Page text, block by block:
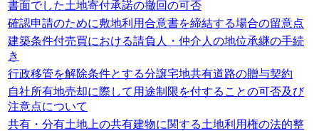
書面でした土地寄付承諾の撤回の可否
確認申請のために敷地利用合意書を締結する場合の留意点
建築条件付売買における請負人・仲介人の地位承継の手続
き
行政移管を解除条件とする分譲宅地共有道路の贈与契約
自社所有地売却に際して用途制限を付することの可否及び
注意点について
共有・分有土地上の共有建物に関する土地利用権の法的整